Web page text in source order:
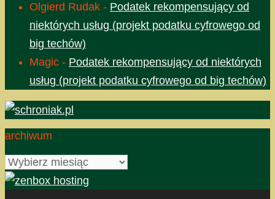
Olgierd Rudak - Podatek rekompensujący od
niektórych usług (projekt podatku cyfrowego od
big techów)
Magic - Podatek rekompensujący od niektórych
usług (projekt podatku cyfrowego od big techów)
archiwum
archiwum